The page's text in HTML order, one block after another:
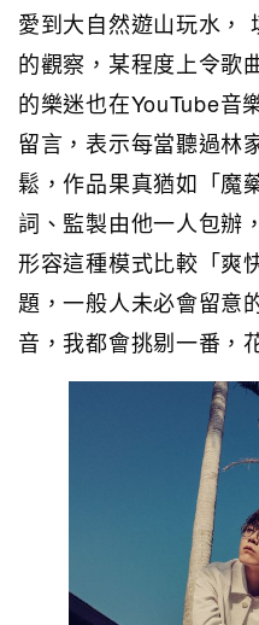
愛到大自然遊山玩水，
的觀察，某程度上令歌
的樂迷也在YouTube音
留言，表示每當聽過林
鬆，作品果真猶如「魔
詞、監製由他一人包辦
形容這種模式比較「爽
題，一般人未必會留意
音，我都會挑剔一番，